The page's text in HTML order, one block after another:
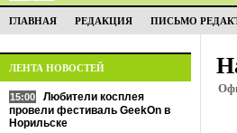
ГЛАВНАЯ РЕДАКЦИЯ ПИСЬМО
ЛЕНТА НОВОСТЕЙ
15:00
Любители косплея
провели фестиваль GeekOn в
Норильске